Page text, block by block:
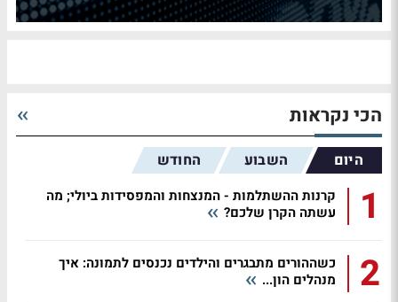
הכי נקראות
היום השבוע החודש
1
קרנות ההשתלמות - המנצחות והמפסידות ביולי; מה
עשתה הקרן שלכם?
2
כשההורים מתבגרים והילדים נכנסים לתמונה: איך
מנהלים הון...